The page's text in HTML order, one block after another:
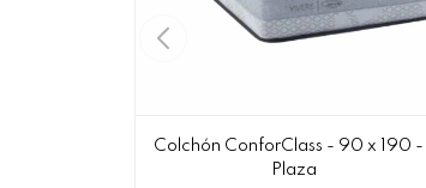
Colchón ConforClass - 90 x 190 - 1
Plaza